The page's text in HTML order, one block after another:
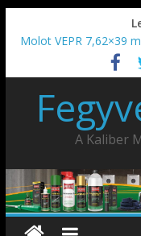
Molot VEPR 7,62×39
IDÉN IS INDUL:
illetve szakspecialista
IWA2026 – Puskák 1.
Ardesa Patriot
AMD-65 oktató
A Kaliber